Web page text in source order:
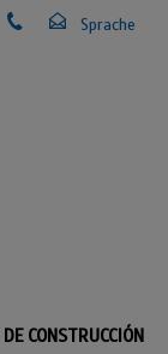
CONSTRUCCIÓN